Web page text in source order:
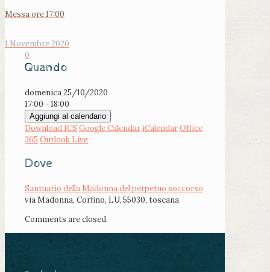
Messa ore 17:00
1 Novembre 2020
0
Quando
domenica 25/10/2020
17:00 - 18:00
Aggiungi al calendario
Download ICS Google Calendar iCalendarOffice
365 Outlook Live
Dove
Santuario della Madonna del perpetuo soccorso
via Madonna, Corfino, LU, 55030, toscana
Comments are closed.